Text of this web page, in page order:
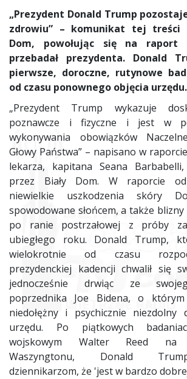
„Prezydent Donald Trump
zdrowiu” – komunikat tej treści
Dom, powołując się na raport
przebadał prezydenta. Donald
pierwsze, doroczne, rutynowe
od czasu ponownego objęcia urzędu.
„Prezydent Trump wykazuje
poznawcze i fizyczne i jest w
wykonywania obowiązków
Głowy Państwa” – napisano w
lekarza, kapitana Seana
przez Biały Dom. W raporcie
niewielkie uszkodzenia skóry
spowodowane słońcem, a także
po ranie postrzałowej z próby
ubiegłego roku. Donald Trump,
wielokrotnie od czasu
prezydenckiej kadencji chwalił się
jednocześnie drwiąc ze
poprzednika Joe Bidena, o
niedołężny i psychicznie niezdolny
urzędu. Po piątkowych
wojskowym Walter Reed na
Waszyngtonu, Donald
dziennikarzom, że 'jest w bardzo